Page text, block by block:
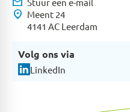
Stuur een e-mail
location_on Meent 24
4141 AC Leerdam
Volg ons via
LinkedIn